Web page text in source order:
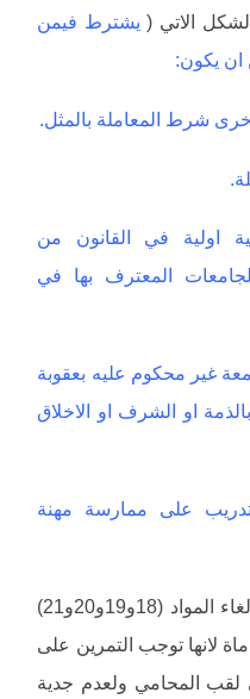
الاتي ( يشترط فيمن
يكون:
شرط المعاملة بالمثل.
اولية في القانون من
المعترف بها في
غير محكوم عليه بعقوبة
او الشرف او الاخلاق
على ممارسة مهنة
كما ندعو المشرع العراقي الى الغاء المواد (18و19و20و21)
لانها توجب التمرين على
لقب المحامي ولعدم جدية